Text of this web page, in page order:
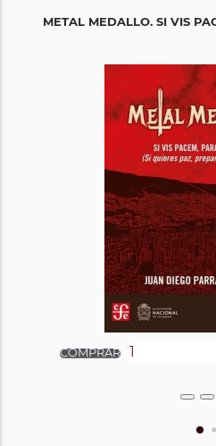
METAL MEDALLO. SI VIS